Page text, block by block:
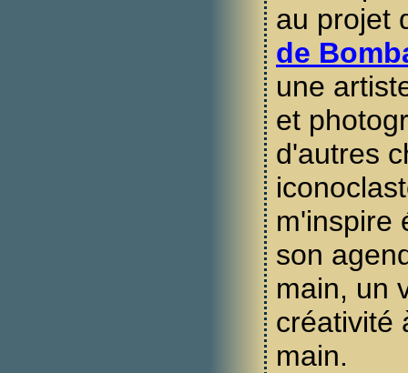
au projet
de
une
et
d'autres
m'inspire
son
main, un
créativité
main.